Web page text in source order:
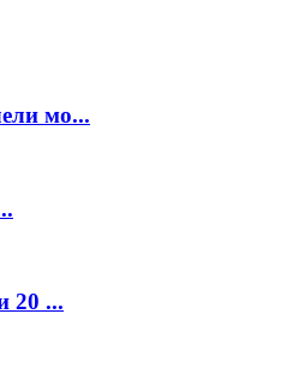
мо...
20 ...